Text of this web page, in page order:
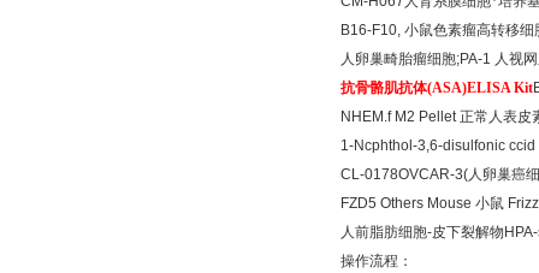
B16-F10, 小鼠色素瘤高转移细
人卵巢畸胎瘤细胞;PA-1 人视
抗骨骼肌抗体(ASA)ELISA Kit
NHEM.f M2 Pellet正常人表皮
1-Ncphthol-3,6-disulfonic
CL-0178OVCAR-3(人卵巢癌
FZD5 Others Mouse 小鼠
人前脂肪细胞-皮下裂解物
操作流程：